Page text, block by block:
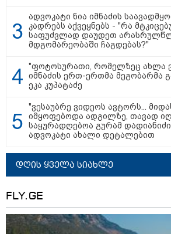
16:41 / 08-08-
ჭურვი
სამაშველო"
კადრებს
12:18 / 08-08-
"რუსეთმა
20%-ის
ირაკლი
"ძალიან
ვიღებთ
ადვოკატი
ადვოკატი ნია იმნაძის
კადრებს აქვეყნებს - "რა
საფუძვლად დაუდეთ
მდგომარეობაში ჩაგდებას?"
"ფოტოსურათი, რომელზეც ახლა
იმნაძის ერთ-ერთმა მეგობარმა
ეკა კუპატაძე
"ვესაუბრე ვიდეოს ავტორს...
იმყოფებოდა ადგილზე, თავად
საყურადღებოა გურამ
ადვოკატი ახალი დეტალებით
დღის ყველა სიახლე
FLY.GE